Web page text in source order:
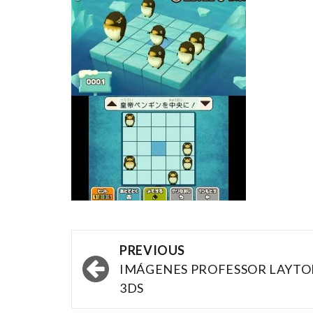
navigation
PREVIOUS
IMÁGENES PROFESSOR
3DS